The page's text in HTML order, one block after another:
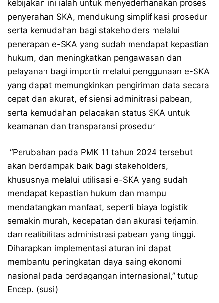
kebijakan ini ialah untuk menyederhanakan proses
penyerahan SKA, mendukung simplifikasi prosedur
serta kemudahan bagi stakeholders melalui
penerapan e-SKA yang sudah mendapat kepastian
hukum, dan meningkatkan pengawasan dan
pelayanan bagi importir melalui penggunaan e-SKA
yang dapat memungkinkan pengiriman data secara
cepat dan akurat, efisiensi adminitrasi pabean,
serta kemudahan pelacakan status SKA untuk
keamanan dan transparansi prosedur
“Perubahan pada PMK 11 tahun 2024 tersebut
akan berdampak baik bagi stakeholders,
khususnya melalui utilisasi e-SKA yang sudah
mendapat kepastian hukum dan mampu
mendatangkan manfaat, seperti biaya logistik
semakin murah, kecepatan dan akurasi terjamin,
dan realibilitas administrasi pabean yang tinggi.
Diharapkan implementasi aturan ini dapat
membantu peningkatan daya saing ekonomi
nasional pada perdagangan internasional,” tutup
Encep. (susi)